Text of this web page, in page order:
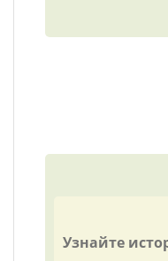
Узнайте